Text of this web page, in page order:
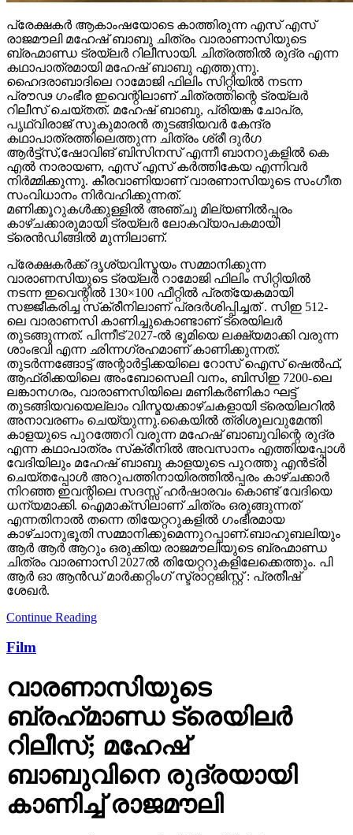
പ്രേക്ഷകർ ആകാംഷയോടെ കാത്തിരുന്ന എസ് എസ്
രാജമൗലി മഹേഷ് ബാബു ചിത്രം വാരാണാസിയുടെ
ബ്രഹ്മാണ്ഡ ട്രയ്ലർ റിലീസായി. ചിത്രത്തിൽ രുദ്ര എന്ന
കഥാപാത്രമായി മഹേഷ് ബാബു എത്തുന്നു.
ഹൈദരാബാദിലെ റാമോജി ഫിലിം സിറ്റിയിൽ നടന്ന
പ്രൗഢ ഗംഭീര ഇവെന്റിലാണ് ചിത്രത്തിന്റെ ട്രയ്ലർ
റിലീസ് ചെയ്തത്. മഹേഷ് ബാബു, പ്രിയങ്ക ചോപ്ര,
പൃഥ്വിരാജ് സുകുമാരൻ തുടങ്ങിയവർ കേന്ദ്ര
കഥാപാത്രത്തിലെത്തുന്ന ചിത്രം ശ്രീ ദുർഗ
ആർട്ട്സ്,ഷോവിങ് ബിസിനസ് എന്നീ ബാനറുകളിൽ കെ
എൽ നാരായണ, എസ് എസ് കർത്തികേയ എന്നിവർ
നിർമ്മിക്കുന്നു. കീരവാണിയാണ് വാരണാസിയുടെ സംഗീത
സംവിധാനം നിർവഹിക്കുന്നത്.
മണിക്കൂറുകൾക്കുള്ളിൽ അഞ്ചു മില്യണിൽപ്പരം
കാഴ്ചക്കാരുമായി ട്രയ്ലർ ലോകവ്യാപകമായി
ട്രെൻഡിങ്ങിൽ മുന്നിലാണ്.
പ്രേക്ഷകർക്ക് ദൃശ്യവിസ്മയം സമ്മാനിക്കുന്ന
വാരാണസിയുടെ ട്രയ്ലർ റാമോജി ഫിലിം സിറ്റിയിൽ
നടന്ന ഇവെന്റിൽ 130×100 ഫീറ്റിൽ പ്രത്യേകമായി
സജ്ജീകരിച്ച സ്‌ക്രീനിലാണ് പ്രദർശിപ്പിച്ചത് . സിഇ 512-
ലെ വാരാണസി കാണിച്ചുകൊണ്ടാണ് ട്രെയിലര്‍
തുടങ്ങുന്നത്. പിന്നീട് 2027-ല്‍ ഭൂമിയെ ലക്ഷ്യമാക്കി വരുന്ന
ശാംഭവി എന്ന ഛിന്നഗ്രഹമാണ് കാണിക്കുന്നത്.
തുടര്‍ന്നങ്ങോട്ട് അന്റാര്‍ട്ടിക്കയിലെ റോസ് ഐസ് ഷെല്‍ഫ്,
ആഫ്രിക്കയിലെ അംബോസെലി വനം, ബിസിഇ 7200-ലെ
ലങ്കാനഗരം, വാരാണസിയിലെ മണികര്‍ണികാ ഘട്ട്
തുടങ്ങിയവയെല്ലാം വിസ്മയക്കാഴ്ചകളായി ട്രെയിലറില്‍
അനാവരണം ചെയ്യുന്നു.കൈയില്‍ ത്രിശൂലവുമേന്തി
കാളയുടെ പുറത്തേറി വരുന്ന മഹേഷ് ബാബുവിന്റെ രുദ്ര
എന്ന കഥാപാത്രം സ്‌ക്രീനിൽ അവസാനം എത്തിയപ്പോൾ
വേദിയിലും മഹേഷ് ബാബു കാളയുടെ പുറത്തു എൻട്രി
ചെയ്തപ്പോൾ അറുപത്തിനായിരത്തിൽപ്പരം കാഴ്ചക്കാർ
നിറഞ്ഞ ഇവന്റിലെ സദസ്സ് ഹർഷാരവം കൊണ്ട് വേദിയെ
ധന്യമാക്കി. ഐമാക്‌സിലാണ് ചിത്രം ഒരുങ്ങുന്നത്
എന്നതിനാല്‍ തന്നെ തിയേറ്ററുകളില്‍ ഗംഭീരമായ
കാഴ്ചാനുഭൂതി സമ്മാനിക്കുമെന്നുറപ്പാണ്.ബാഹുബലിയും
ആർ ആർ ആറും ഒരുക്കിയ രാജമൗലിയുടെ ബ്രഹ്മാണ്ഡ
ചിത്രം വാരണാസി 2027ൽ തിയേറ്ററുകളിലേക്കെത്തും. പി
ആർ ഓ ആൻഡ് മാർക്കറ്റിംഗ് സ്ട്രാറ്റജിസ്റ്റ് : പ്രതീഷ്
ശേഖർ.
Continue Reading
Film
വാരണാസിയുടെ
ബ്രഹ്‌മാണ്ഡ ട്രെയിലര്‍
റിലീസ്; മഹേഷ്
ബാബുവിനെ രുദ്രയായി
കാണിച്ച് രാജമൗലി